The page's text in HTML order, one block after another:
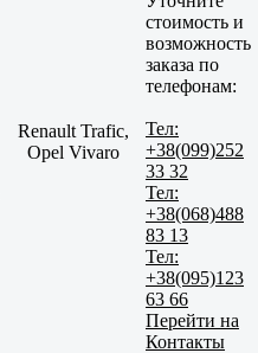
Renault Trafic,
Opel Vivaro
стоимость и
возможность
заказа по
телефонам:
Тел:
+38(099)252
33 32
Тел:
+38(068)488
83 13
Тел:
+38(095)123
63 66
Перейти на
Контакты